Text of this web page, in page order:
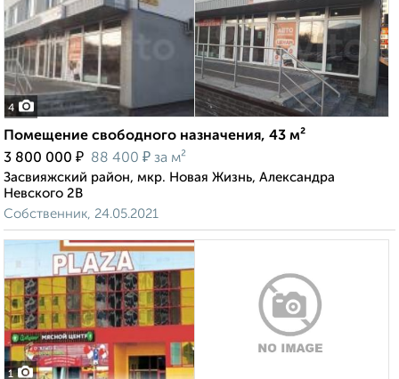
4
Помещение свободного назначения, 43 м²
3 800 000 ₽ 88 400 ₽ за м²
Засвияжский район, мкр. Новая Жизнь, Александра
Невского 2В
Собственник, 24.05.2021
1